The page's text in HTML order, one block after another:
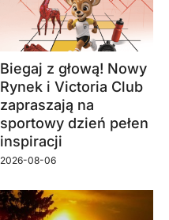
Biegaj z głową! Nowy
Rynek i Victoria Club
zapraszają na
sportowy dzień pełen
inspiracji
2026-08-06